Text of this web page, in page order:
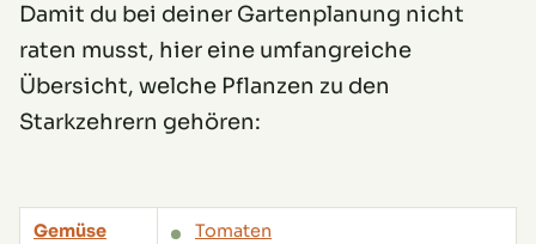
Damit du bei deiner Gartenplanung nicht
raten musst, hier eine umfangreiche
Übersicht, welche Pflanzen zu den
Starkzehrern gehören:
Gemüse
Tomaten